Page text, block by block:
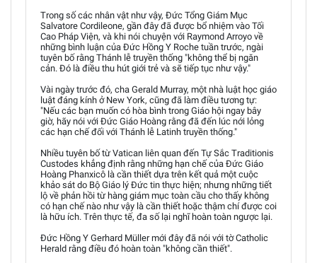
Trong số các nhân vật như vậy, Đức Tổng Giám Mục
Salvatore Cordileone, gần đây đã được bổ nhiệm vào Tối
Cao Pháp Viện, và khi nói chuyện với Raymond Arroyo về
những bình luận của Đức Hồng Y Roche tuần trước, ngài
tuyên bố rằng Thánh lễ truyền thống "không thể bị ngăn
cản. Đó là điều thu hút giới trẻ và sẽ tiếp tục như vậy."
Vài ngày trước đó, cha Gerald Murray, một nhà luật học giáo
luật đáng kính ở New York, cũng đã làm điều tương tự:
"Nếu các bạn muốn có hòa bình trong Giáo hội ngay bây
giờ, hãy nói với Đức Giáo Hoàng rằng đã đến lúc nới lỏng
các hạn chế đối với Thánh lễ Latinh truyền thống."
Nhiều tuyên bố từ Vatican liên quan đến Tự Sắc Traditionis
Custodes khẳng định rằng những hạn chế của Đức Giáo
Hoàng Phanxicô là cần thiết dựa trên kết quả một cuộc
khảo sát do Bộ Giáo lý Đức tin thực hiện; nhưng những tiết
lộ về phản hồi từ hàng giám mục toàn cầu cho thấy không
có hạn chế nào như vậy là cần thiết hoặc thậm chí được coi
là hữu ích. Trên thực tế, đa số lại nghĩ hoàn toàn ngược lại.
Đức Hồng Y Gerhard Müller mới đây đã nói với tờ Catholic
Herald rằng điều đó hoàn toàn "không cần thiết".